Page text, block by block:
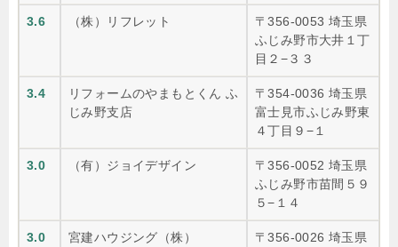
3.6 （株）リフレット
〒356-0053 埼玉県
ふじみ野市大井１丁
目２−３３
3.4
リフォームのやまもとくん ふ
じみ野支店
〒354-0036 埼玉県
富士見市ふじみ野東
４丁目９−１
3.0 （有）ジョイデザイン
〒356-0052 埼玉県
ふじみ野市苗間５９
５−１４
3.0 宮建ハウジング（株）
〒356-0026 埼玉県